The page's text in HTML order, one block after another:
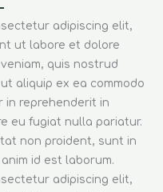
adipiscing elit,
ut labore et dolore
quis nostrud
aliquip ex ea commodo
in reprehenderit in
eu fugiat nulla pariatur.
non proident, sunt in
id est laborum.
adipiscing elit,